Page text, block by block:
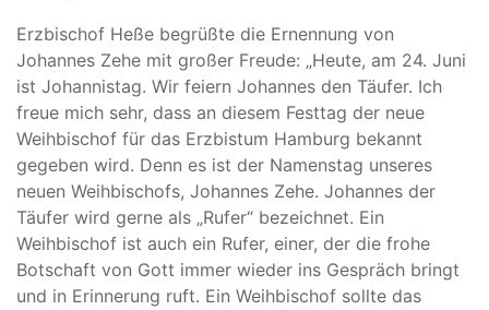
Erzbischof Heße begrüßte die Ernennung von
Johannes Zehe mit großer Freude: „Heute, am 24. Juni
ist Johannistag. Wir feiern Johannes den Täufer. Ich
freue mich sehr, dass an diesem Festtag der neue
Weihbischof für das Erzbistum Hamburg bekannt
gegeben wird. Denn es ist der Namenstag unseres
neuen Weihbischofs, Johannes Zehe. Johannes der
Täufer wird gerne als „Rufer“ bezeichnet. Ein
Weihbischof ist auch ein Rufer, einer, der die frohe
Botschaft von Gott immer wieder ins Gespräch bringt
und in Erinnerung ruft. Ein Weihbischof sollte das